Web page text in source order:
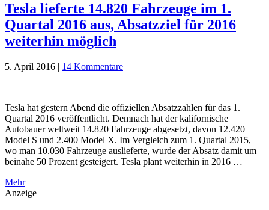
Tesla lieferte 14.820 Fahrzeuge im 1.
Quartal 2016 aus, Absatzziel für 2016
weiterhin möglich
5. April 2016 | 14 Kommentare
Tesla hat gestern Abend die offiziellen Absatzzahlen für das 1.
Quartal 2016 veröffentlicht. Demnach hat der kalifornische
Autobauer weltweit 14.820 Fahrzeuge abgesetzt, davon 12.420
Model S und 2.400 Model X. Im Vergleich zum 1. Quartal 2015,
wo man 10.030 Fahrzeuge auslieferte, wurde der Absatz damit um
beinahe 50 Prozent gesteigert. Tesla plant weiterhin in 2016 …
Mehr
Anzeige